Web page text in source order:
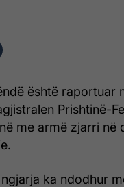
është raportuar
Prishtinë-
me armë zjarri në
ka ndodhur